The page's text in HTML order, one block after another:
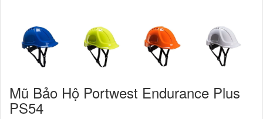
Mũ Bảo Hộ Portwest Endurance Plus
PS54